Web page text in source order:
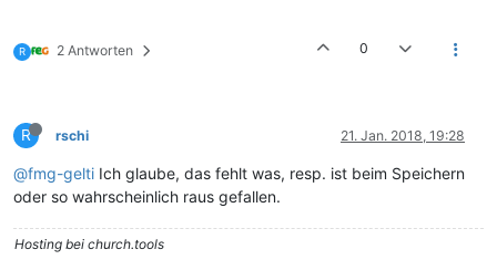
R 2 Antworten 0
R rschi 21. Jan. 2018, 19:28
@fmg-gelti Ich glaube, das fehlt was, resp. ist beim Speichern
oder so wahrscheinlich raus gefallen.
Hosting bei church.tools